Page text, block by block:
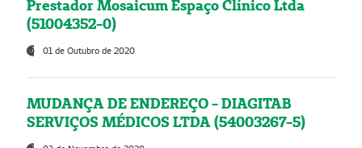
Prestador Mosaicum Espaço Clínico Ltda
(51004352-0)
01 de Outubro de 2020
MUDANÇA DE ENDEREÇO - DIAGITAB
SERVIÇOS MÉDICOS LTDA (54003267-5)